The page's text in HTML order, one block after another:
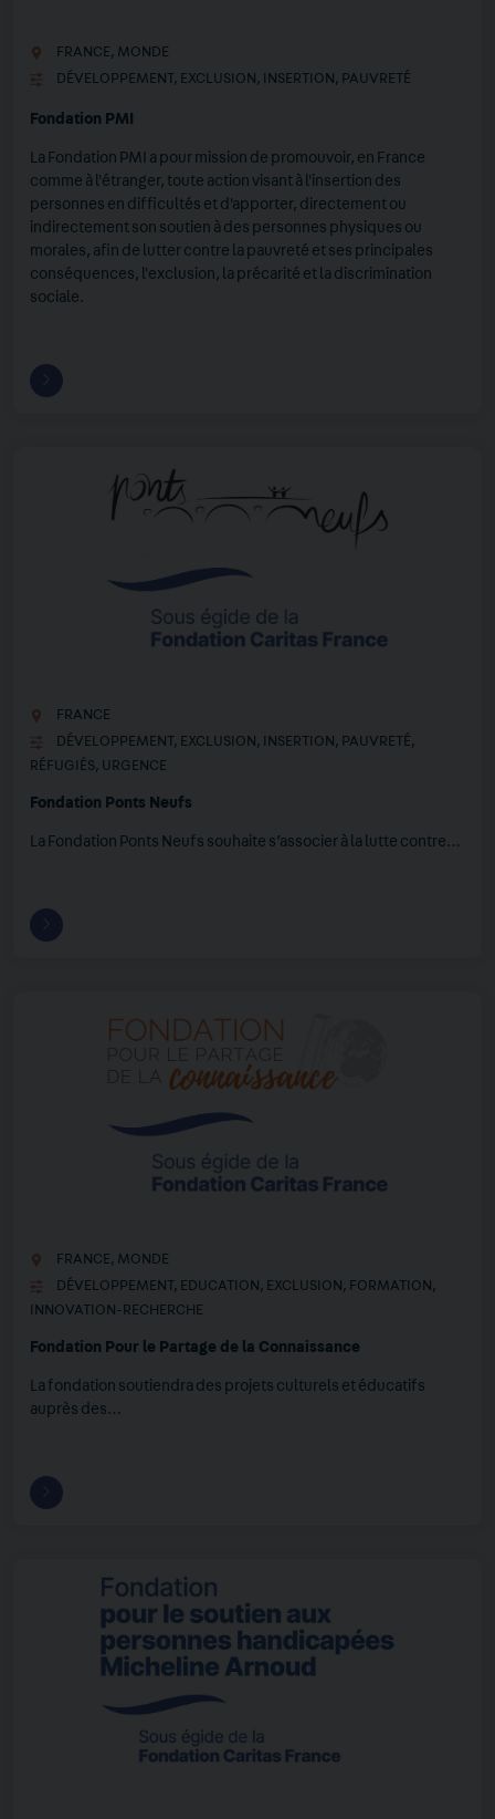
FRANCE, MONDE
DÉVELOPPEMENT , EXCLUSION , INSERTION , PAUVRETÉ
Fondation PMI
La Fondation PMI a pour mission de promouvoir, en France
comme à l'étranger, toute action visant à l'insertion des
personnes en difficultés et d'apporter, directement ou
indirectement son soutien à des personnes physiques ou
morales, afin de lutter contre la pauvreté et ses principales
conséquences, l'exclusion, la précarité et la discrimination
sociale.
FRANCE
DÉVELOPPEMENT , EXCLUSION , INSERTION , PAUVRETÉ,
RÉFUGIÉS, URGENCE
Fondation Ponts Neufs
La Fondation Ponts Neufs souhaite s’associer à la lutte contre…
FRANCE, MONDE
DÉVELOPPEMENT , EDUCATION , EXCLUSION , FORMATION ,
INNOVATION-RECHERCHE
Fondation Pour le Partage de la Connaissance
La fondation soutiendra des projets culturels et éducatifs
auprès des…